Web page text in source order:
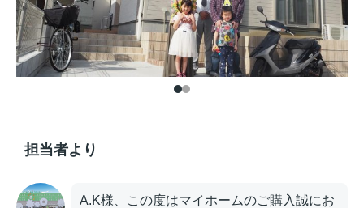
担当者より
A.K様、この度はマイホームのご購入誠にお